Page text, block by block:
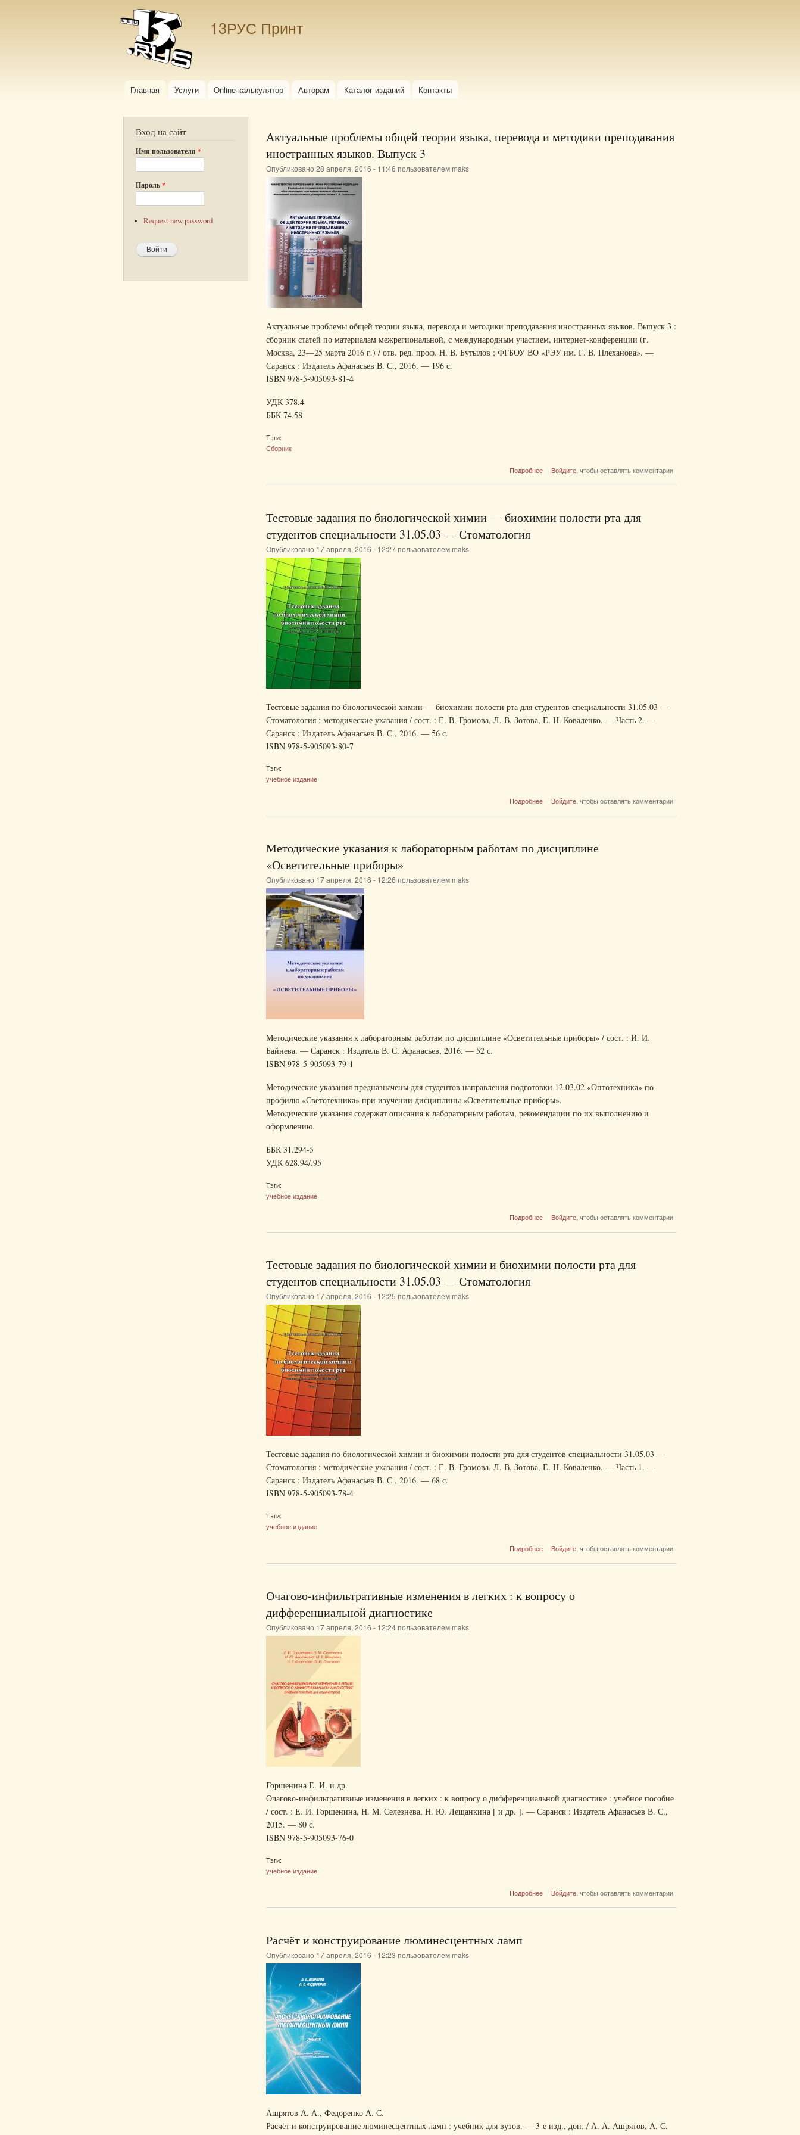
13РУС Принт
Главное меню
Главная Услуги Online-калькулятор Авторам Каталог изданий Контакты
Вход на сайт
Имя пользователя *
Пароль*
Request new password
Актуальные проблемы общей теории языка, перевода и методики преподавания
иностранных языков. Выпуск 3
Опубликовано 28 апреля, 2016 - 11:46 пользователем maks
Актуальные проблемы общей теории языка, перевода и методики преподавания иностранных языков. Выпуск 3 :
сборник статей по материалам межрегиональной, с международным участием, интернет-конференции (г.
Москва, 23—25 марта 2016 г.) / отв. ред. проф. Н. В. Бутылов ; ФГБОУ ВО «РЭУ им. Г. В. Плеханова». —
Саранск : Издатель Афанасьев В. С., 2016. — 196 с.
ISBN 978-5-905093-81-4
УДК 378.4
ББК 74.58
Тэги:
Сборник
Подробнее
о Актуальные проблемы общей теории языка,
иностранных языков. Выпуск 3
Войдите, чтобы оставлять комментарии
Тестовые задания по биологической химии — биохимии полости рта для
студентов специальности 31.05.03 — Стоматология
Опубликовано 17 апреля, 2016 - 12:27 пользователем maks
Тестовые задания по биологической химии — биохимии полости рта для студентов специальности 31.05.03 —
Стоматология : методические указания / сост. : Е. В. Громова, Л. В. Зотова, Е. Н. Коваленко. — Часть 2. —
Саранск : Издатель Афанасьев В. С., 2016. — 56 с.
ISBN 978-5-905093-80-7
Тэги:
учебное издание
Подробнее
о Тестовые задания по биологической химии
специальности 31.05.03 — Стоматология
Войдите, чтобы оставлять комментарии
Методические указания к лабораторным работам по дисциплине
«Осветительные приборы»
Опубликовано 17 апреля, 2016 - 12:26 пользователем maks
Методические указания к лабораторным работам по дисциплине «Осветительные приборы» / сост. : И. И.
Байнева. — Саранск : Издатель В. С. Афанасьев, 2016. — 52 с.
ISBN 978-5-905093-79-1
Методические указания предназначены для студентов направления подготовки 12.03.02 «Оптотехника» по
профилю «Светотехника» при изучении дисциплины «Осветительные приборы».
Методические указания содержат описания к лабораторным работам, рекомендации по их выполнению и
оформлению.
ББК 31.294-5
УДК 628.94/.95
Тэги:
учебное издание
Подробнее
о Методические указания к лабораторным
приборы»
Войдите, чтобы оставлять комментарии
Тестовые задания по биологической химии и биохимии полости рта для
студентов специальности 31.05.03 — Стоматология
Опубликовано 17 апреля, 2016 - 12:25 пользователем maks
Тестовые задания по биологической химии и биохимии полости рта для студентов специальности 31.05.03 —
Стоматология : методические указания / сост. : Е. В. Громова, Л. В. Зотова, Е. Н. Коваленко. — Часть 1. —
Саранск : Издатель Афанасьев В. С., 2016. — 68 с.
ISBN 978-5-905093-78-4
Тэги:
учебное издание
Подробнее о Тестовые задания по биологической химии и
специальности 31.05.03 — Стоматология
Войдите, чтобы оставлять комментарии
Очагово-инфильтративные изменения в легких : к вопросу о
дифференциальной диагностике
Опубликовано 17 апреля, 2016 - 12:24 пользователем maks
Горшенина Е. И. и др.
Очагово-инфильтративные изменения в легких : к вопросу о дифференциальной диагностике : учебное пособие
/ сост. : Е. И. Горшенина, Н. М. Селезнева, Н. Ю. Лещанкина [ и др. ]. — Саранск : Издатель Афанасьев В. С.,
2015. — 80 с.
ISBN 978-5-905093-76-0
Тэги:
учебное издание
Подробнее
о Очагово-инфильтративные изменения в
диагностике
Войдите, чтобы оставлять комментарии
Расчёт и конструирование люминесцентных ламп
Опубликовано 17 апреля, 2016 - 12:23 пользователем maks
Ашрятов А. А., Федоренко А. С.
Расчёт и конструирование люминесцентных ламп : учебник для вузов. — 3-е изд., доп. / А. А. Ашрятов, А. С.